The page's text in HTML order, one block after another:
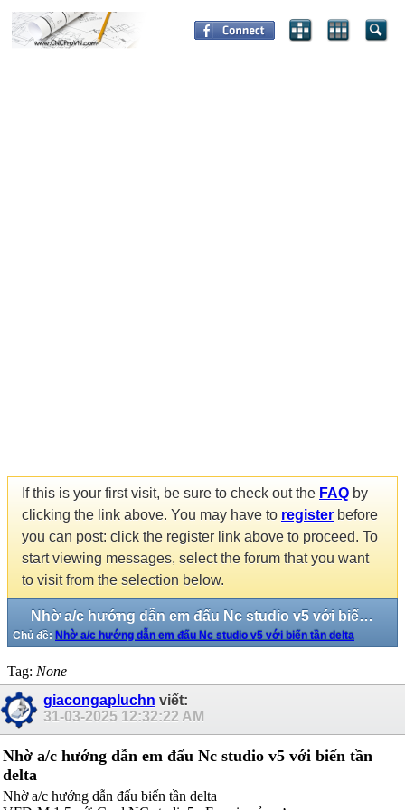
If this is your first visit, be sure to check out the FAQ by
clicking the link above. You may have to register before
you can post: click the register link above to proceed. To
start viewing messages, select the forum that you want
to visit from the selection below.
Nhờ a/c hướng dẫn em đấu Nc studio v5 với biến tần delta
Chủ đề: Nhờ a/c hướng dẫn em đấu Nc studio v5 với biến tần delta
Tag: None
giacongapluchn viết:
31-03-2025 12:32:22 AM
Nhờ a/c hướng dẫn em đấu Nc studio v5 với biến tần
delta
Nhờ a/c hướng dẫn đấu biến tần delta